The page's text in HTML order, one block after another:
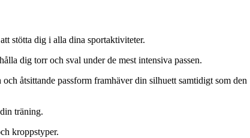
stötta dig i alla dina sportaktiviteter.
dig torr och sval under de mest intensiva passen.
åtsittande passform framhäver din silhuett samtidigt som den
träning.
kroppstyper.